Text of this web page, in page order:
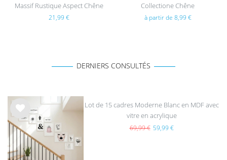
Massif Rustique Aspect Chêne
avec Verre
21,99 €
Collectione Chêne
à partir de 8,99 €
DERNIERS CONSULTÉS
List
e de
sou
hait
s
Lot de 15 cadres Moderne Blanc en MDF avec
vitre en acrylique
69,99 € 59,99 €